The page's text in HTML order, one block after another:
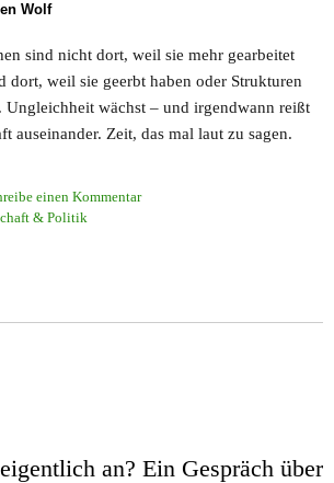
Wolf
sind nicht dort, weil sie mehr gearbeitet
dort, weil sie geerbt haben oder Strukturen
Ungleichheit wächst – und irgendwann reißt
auseinander. Zeit, das mal laut zu sagen.
einen Kommentar
& Politik
an? Ein Gespräch über